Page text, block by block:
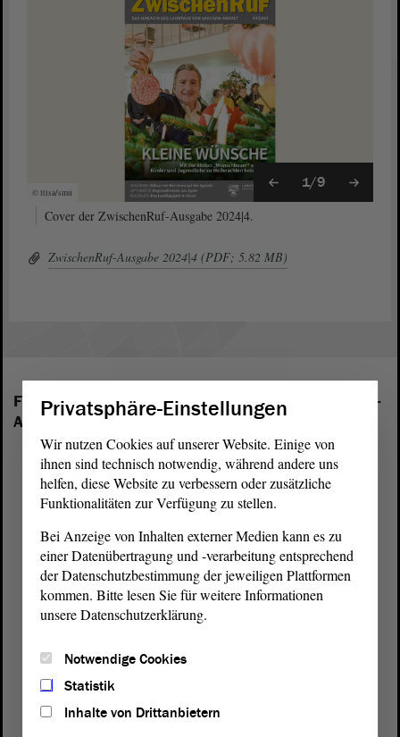
© ltlsa/smü
1/9
Cover der ZwischenRuf-Ausgabe 2024|4.
ZwischenRuf-Ausgabe 2024|4 (PDF; 5.82 MB)
Folgende Fraktionen sind im Landtag von Sachsen-
Anhalt vertreten:
Privatsphäre-Einstellungen
Wir nutzen Cookies auf unserer Website. Einige von
ihnen sind technisch notwendig, während andere uns
helfen, diese Website zu verbessern oder zusätzliche
Funktionalitäten zur Verfügung zu stellen.
Bei Anzeige von Inhalten externer Medien kann es zu
einer Datenübertragung und -verarbeitung entsprechend
der Datenschutzbestimmung der jeweiligen Plattformen
kommen. Bitte lesen Sie für weitere Informationen
unsere Datenschutzerklärung.
Notwendige Cookies
Statistik
Inhalte von Drittanbietern